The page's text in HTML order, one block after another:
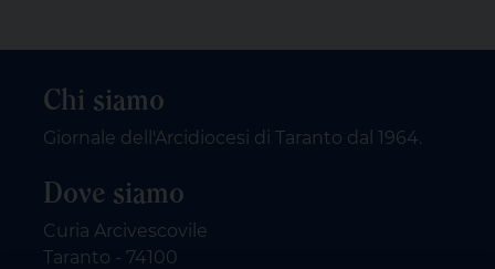
Chi siamo
Giornale dell'Arcidiocesi di Taranto dal 1964.
Dove siamo
Curia Arcivescovile
Taranto - 74100